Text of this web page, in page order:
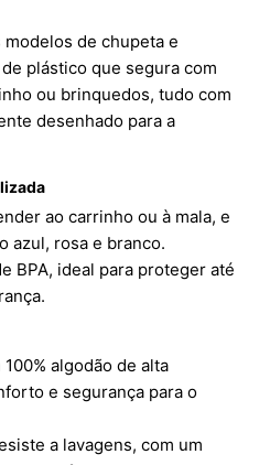
de chupeta e
plástico que segura com
ou brinquedos, tudo com
desenhado para a
ao carrinho ou à mala, e
azul, rosa e branco.
BPA, ideal para proteger até
algodão de alta
e segurança para o
a lavagens, com um